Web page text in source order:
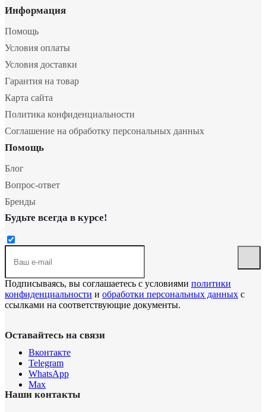
Информация
Помощь
Условия оплаты
Условия доставки
Гарантия на товар
Карта сайта
Политика конфиденциальности
Соглашение на обработку персональных данных
Помощь
Блог
Вопрос-ответ
Бренды
Будьте всегда в курсе!
Подписываясь, вы соглашаетесь с условиями политики
конфиденциальности и обработки персональных данных с
ссылками на соответствующие документы.
Оставайтесь на связи
Вконтакте
Telegram
WhatsApp
Max
Наши контакты